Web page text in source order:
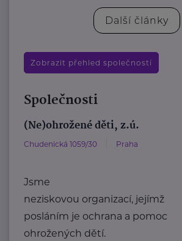
Další články
Zobrazit přehled společností
Společnosti
(Ne)ohrožené děti, z.ú.
Chudenická 1059/30 Praha
Jsme
neziskovou organizací, jejímž
posláním je ochrana a pomoc
ohrožených dětí.